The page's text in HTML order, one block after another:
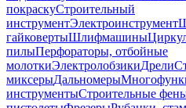
покраскуСтроительный
инструментЭлектроинструмент
гайковертыШлифмашины
пилыПерфораторы, отбойные
молоткиЭлектролобзикиДрели
миксерыДальномеры
инструментыСтроительные